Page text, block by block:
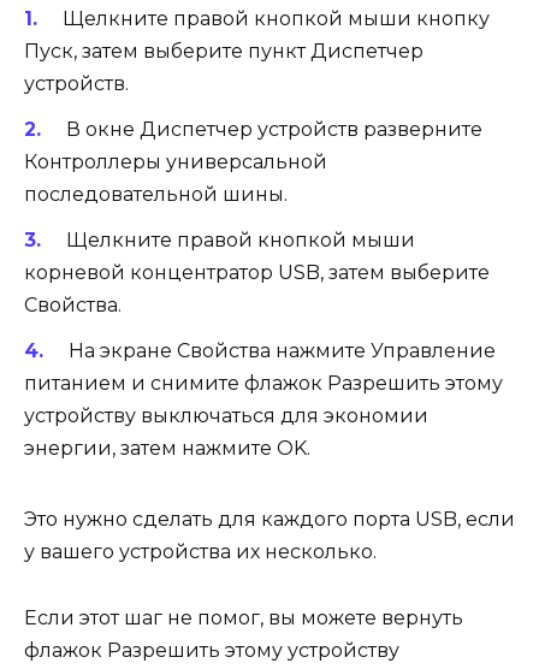
Щелкните правой кнопкой мыши кнопку
Пуск, затем выберите пункт Диспетчер
устройств.
В окне Диспетчер устройств разверните
Контроллеры универсальной
последовательной шины.
Щелкните правой кнопкой мыши
корневой концентратор USB, затем выберите
Свойства.
На экране Свойства нажмите Управление
питанием и снимите флажок Разрешить этому
устройству выключаться для экономии
энергии, затем нажмите OK.
Это нужно сделать для каждого порта USB, если
у вашего устройства их несколько.
Если этот шаг не помог, вы можете вернуть
флажок Разрешить этому устройству